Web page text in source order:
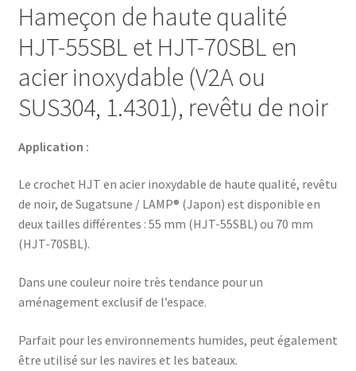
Hameçon de haute qualité
HJT-55SBL et HJT-70SBL en
acier inoxydable (V2A ou
SUS304, 1.4301), revêtu de noir
Application :
Le crochet HJT en acier inoxydable de haute qualité, revêtu
de noir, de Sugatsune / LAMP® (Japon) est disponible en
deux tailles différentes : 55 mm (HJT-55SBL) ou 70 mm
(HJT-70SBL).
Dans une couleur noire très tendance pour un
aménagement exclusif de l’espace.
Parfait pour les environnements humides, peut également
être utilisé sur les navires et les bateaux.